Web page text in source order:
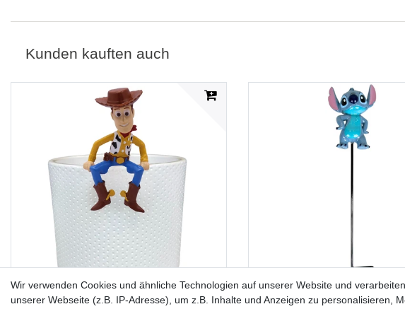
Kunden kauften auch
Wir verwenden Cookies und ähnliche Technologien auf unserer Website und
unserer Webseite (z.B. IP-Adresse), um z.B. Inhalte und Anzeigen zu personalisieren,